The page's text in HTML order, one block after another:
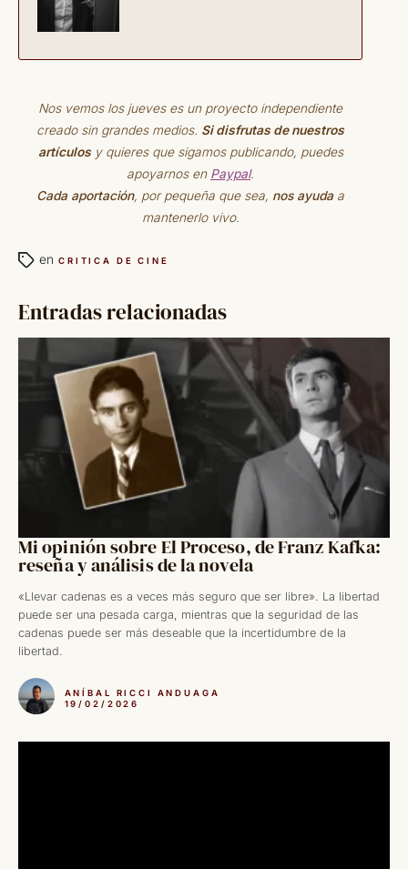
Nos vemos los jueves es un proyecto independiente
creado sin grandes medios. Si disfrutas de nuestros
artículosy quieres que sigamos publicando, puedes
apoyarnos en Paypal.
Cada aportación, por pequeña que sea, nos ayudaa
mantenerlo vivo.
en CRITICA DE CINE
Entradas relacionadas
Mi opinión sobre El Proceso, de Franz Kafka:
reseña y análisis de la novela
«Llevar cadenas es a veces más seguro que ser libre». La libertad
puede ser una pesada carga, mientras que la seguridad de las
cadenas puede ser más deseable que la incertidumbre de la
libertad.
ANÍBAL RICCI ANDUAGA
19/02/2026